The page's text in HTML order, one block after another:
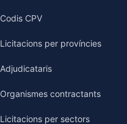
Codis CPV
Licitacions per províncies
Adjudicataris
Organismes contractants
Licitacions per sectors